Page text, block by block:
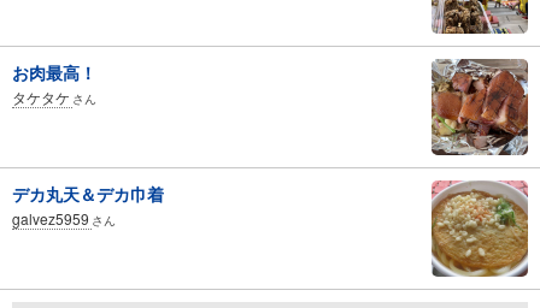
お肉最高！
タケタケ さん
デカ丸天＆デカ巾着
galvez5959 さん